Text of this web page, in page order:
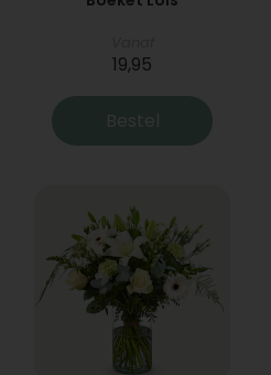
19,95
Bestel